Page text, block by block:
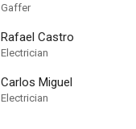
Gaffer
Rafael Castro
Electrician
Carlos Miguel
Electrician